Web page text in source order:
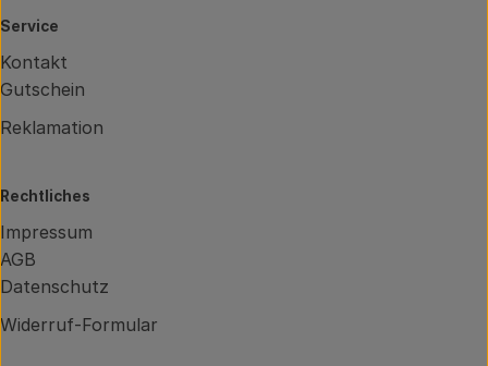
Service
Kontakt
Gutschein
Reklamation
Rechtliches
Impressum
AGB
Datenschutz
Widerruf-Formular